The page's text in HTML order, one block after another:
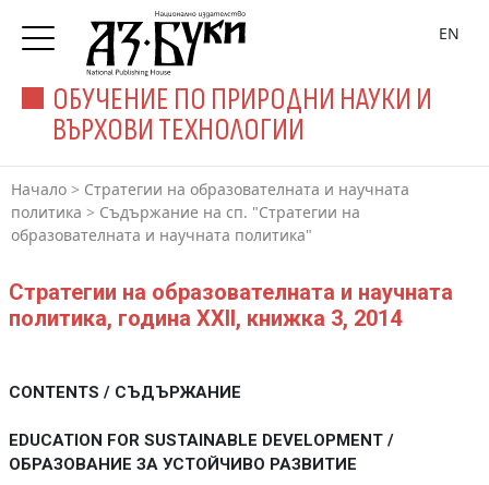
ОБУЧЕНИЕ ПО ПРИРОДНИ НАУКИ И
ВЪРХОВИ ТЕХНОЛОГИИ
EN
Начало > Стратегии на образователната и научната
политика > Съдържание на сп. "Стратегии на
образователната и научната политика"
Стратегии на образователната и научната
политика, година XXII, книжка 3, 2014
CONTENTS / СЪДЪРЖАНИЕ
EDUCATION FOR SUSTAINABLE DEVELOPMENT /
ОБРАЗОВАНИЕ ЗА УСТОЙЧИВО РАЗВИТИЕ